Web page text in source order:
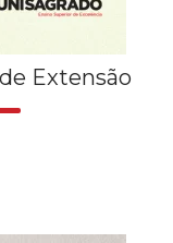
Extensão